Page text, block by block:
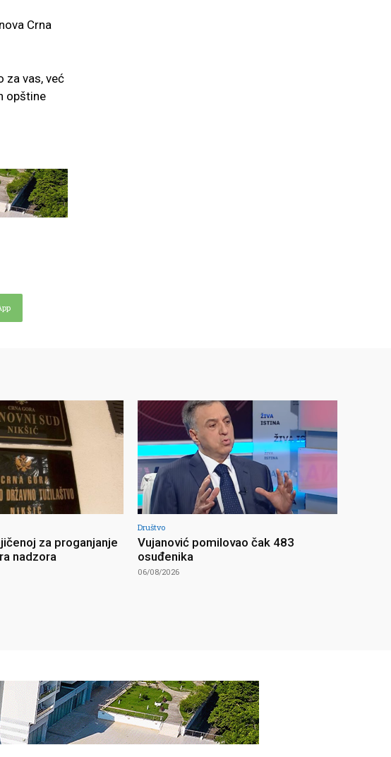
Crna
za vas, već
opštine
za proganjanje
nadzora
Društvo
Vujanović pomilovao čak 483
osuđenika
06/08/2026